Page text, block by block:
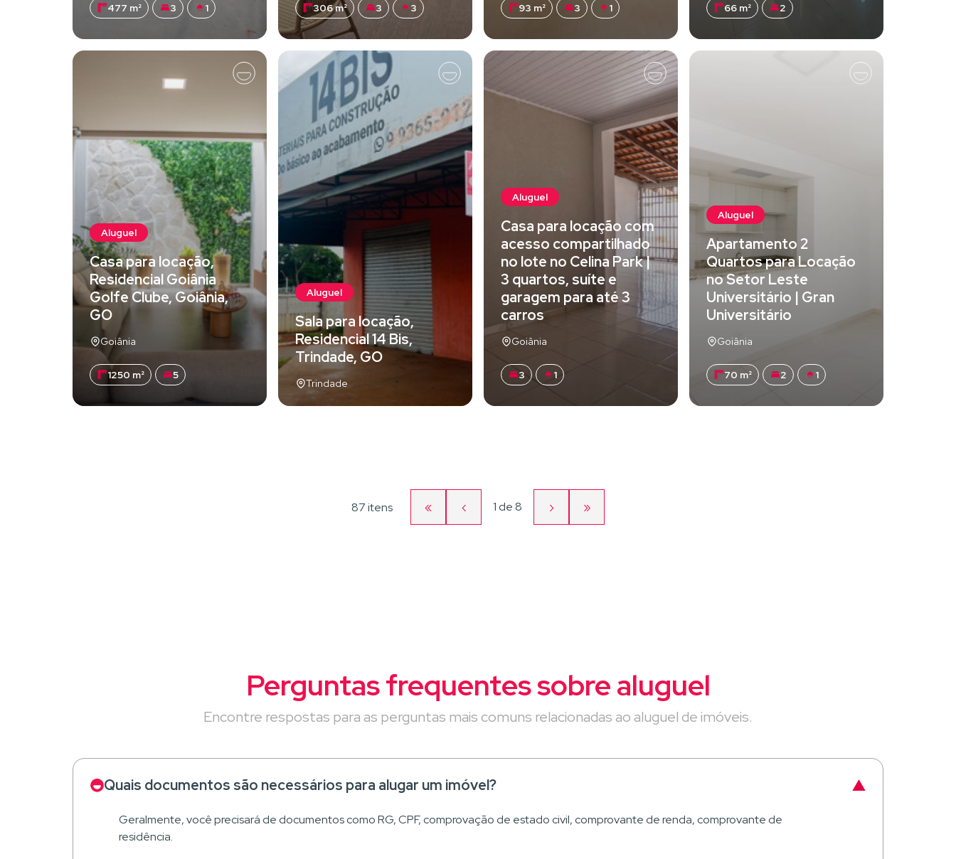
477 m² 3 1 306 m² 3 3 93 m² 3 1 66 m² 2
Aluguel
Casa para locação,
Residencial Goiânia
Golfe Clube, Goiânia,
GO
Goiânia
1250 m² 5
Aluguel
Sala para locação,
Residencial 14 Bis,
Trindade, GO
Trindade
Aluguel
Casa para locação com
acesso compartilhado
no lote no Celina Park |
3 quartos, suíte e
garagem para até 3
carros
Goiânia
3 1
Aluguel
Apartamento 2
Quartos para Locação
no Setor Leste
Universitário | Gran
Universitário
Goiânia
70 m² 2 1
87 itens
Primeira
«
Página
‹ Página
1 de8
Próxima
›
Última
»
Perguntas frequentes sobre aluguel
Encontre respostas para as perguntas mais comuns relacionadas ao aluguel de imóveis.
Quais documentos são necessários para alugar um imóvel?
Geralmente, você precisará de documentos como RG, CPF, comprovação de estado civil, comprovante de renda, comprovante de
residência.